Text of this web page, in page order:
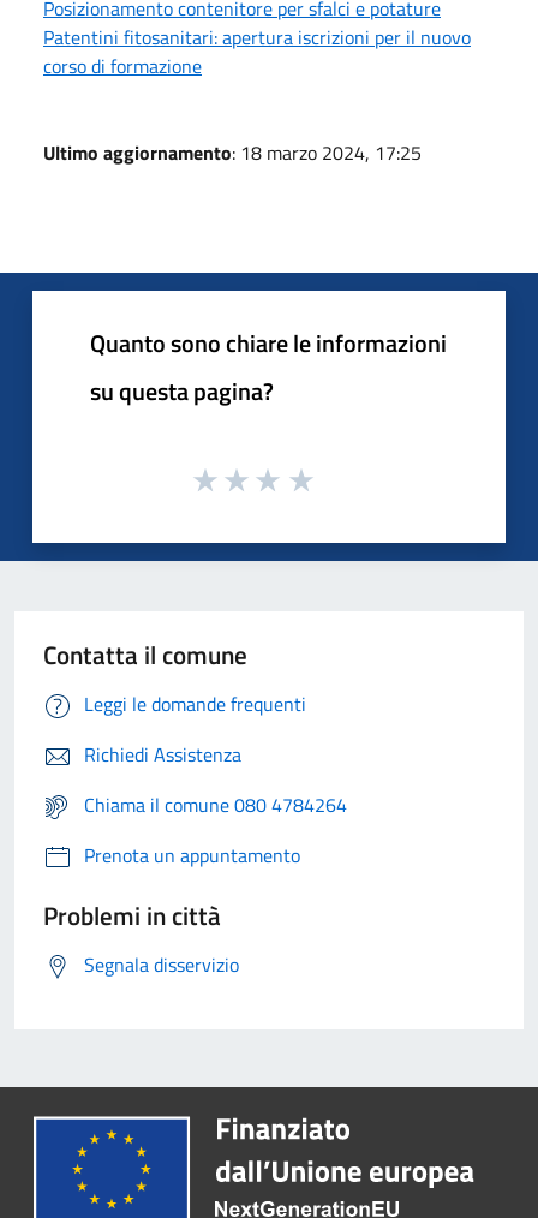
Posizionamento contenitore per sfalci e potature
Patentini fitosanitari: apertura iscrizioni per il nuovo
corso di formazione
Ultimo aggiornamento: 18 marzo 2024, 17:25
Quanto sono chiare le informazioni
su questa pagina?
Contatta il comune
Leggi le domande frequenti
Richiedi Assistenza
Chiama il comune 080 4784264
Prenota un appuntamento
Problemi in città
Segnala disservizio